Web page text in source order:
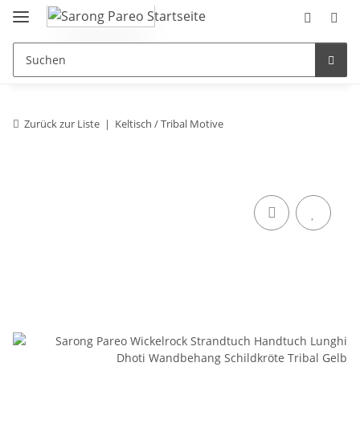
Zurück zur Liste Keltisch / Tribal Motive